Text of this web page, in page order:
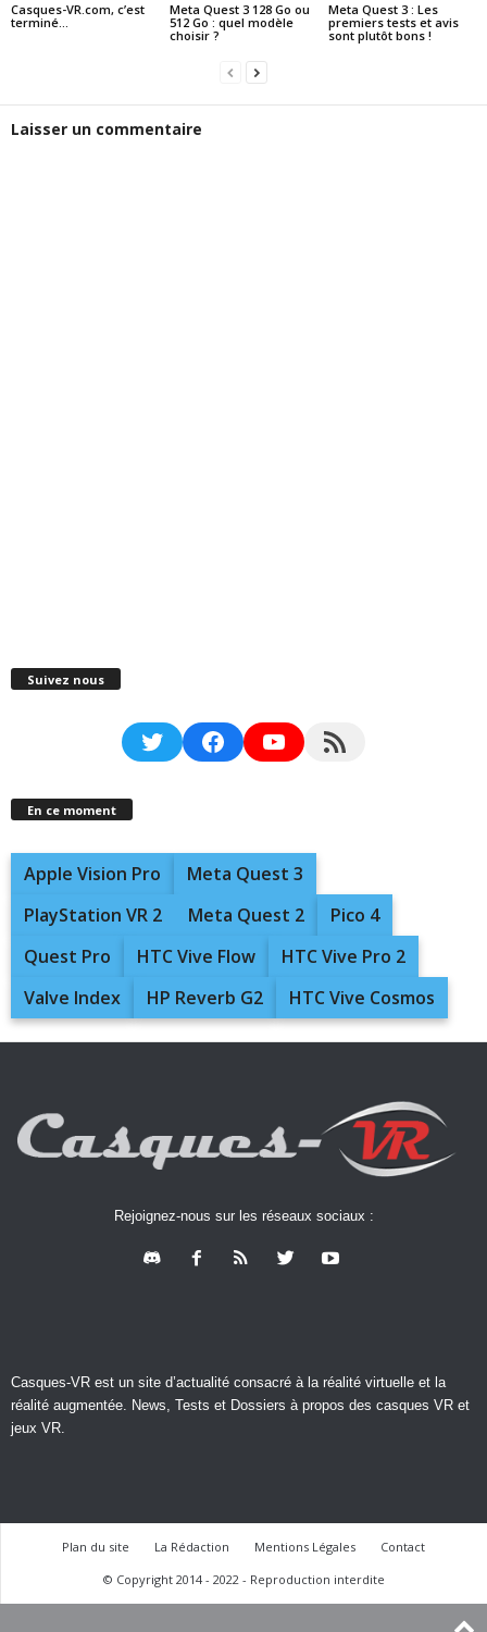
Casques-VR.com, c’est
terminé…
Meta Quest 3 128 Go ou
512 Go : quel modèle
choisir ?
Meta Quest 3 : Les
premiers tests et avis
sont plutôt bons !
Laisser un commentaire
Suivez nous
TwitterFacebookYouTubeRSS Feed
En ce moment
Apple Vision Pro
Meta Quest 3
PlayStation VR 2
Meta Quest 2
Pico 4
Quest Pro
HTC Vive Flow
HTC Vive Pro 2
Valve Index
HP Reverb G2 HTC Vive Cosmos
Rejoignez-nous sur les réseaux sociaux :
Casques-VR est un site d’actualité consacré à la réalité virtuelle et la
réalité augmentée. News, Tests et Dossiers à propos des casques VR et
jeux VR.
Plan du site La Rédaction Mentions Légales
Contact
© Copyright 2014 - 2022 - Reproduction interdite